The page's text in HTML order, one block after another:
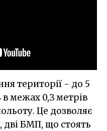
території - до 5
в межах 0,З метрів
Це дозволяє
дві БМП, що стоять